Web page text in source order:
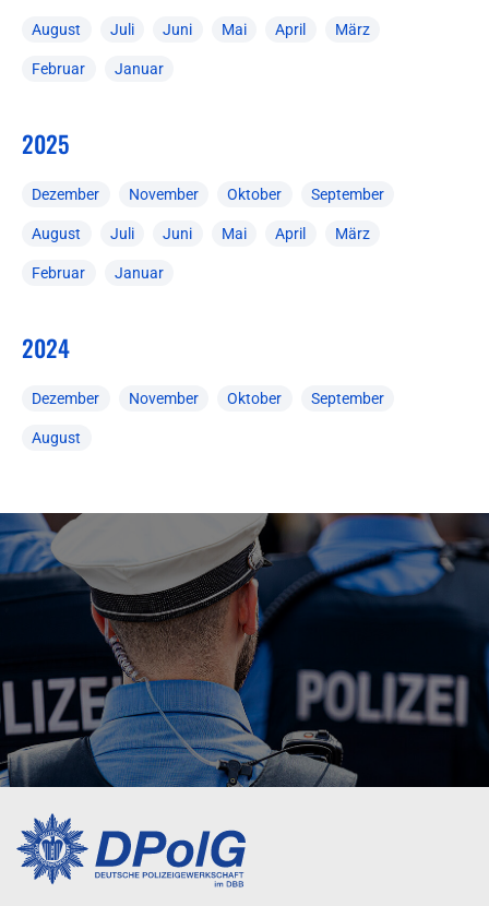
August Juli Juni Mai April März
Februar Januar
2025
Dezember November Oktober September
August Juli Juni Mai April März
Februar Januar
2024
Dezember November Oktober September
August